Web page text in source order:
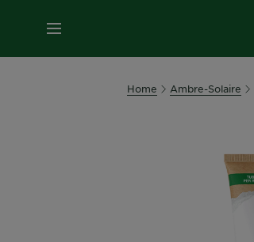
MENU
Home Ambre-Solaire